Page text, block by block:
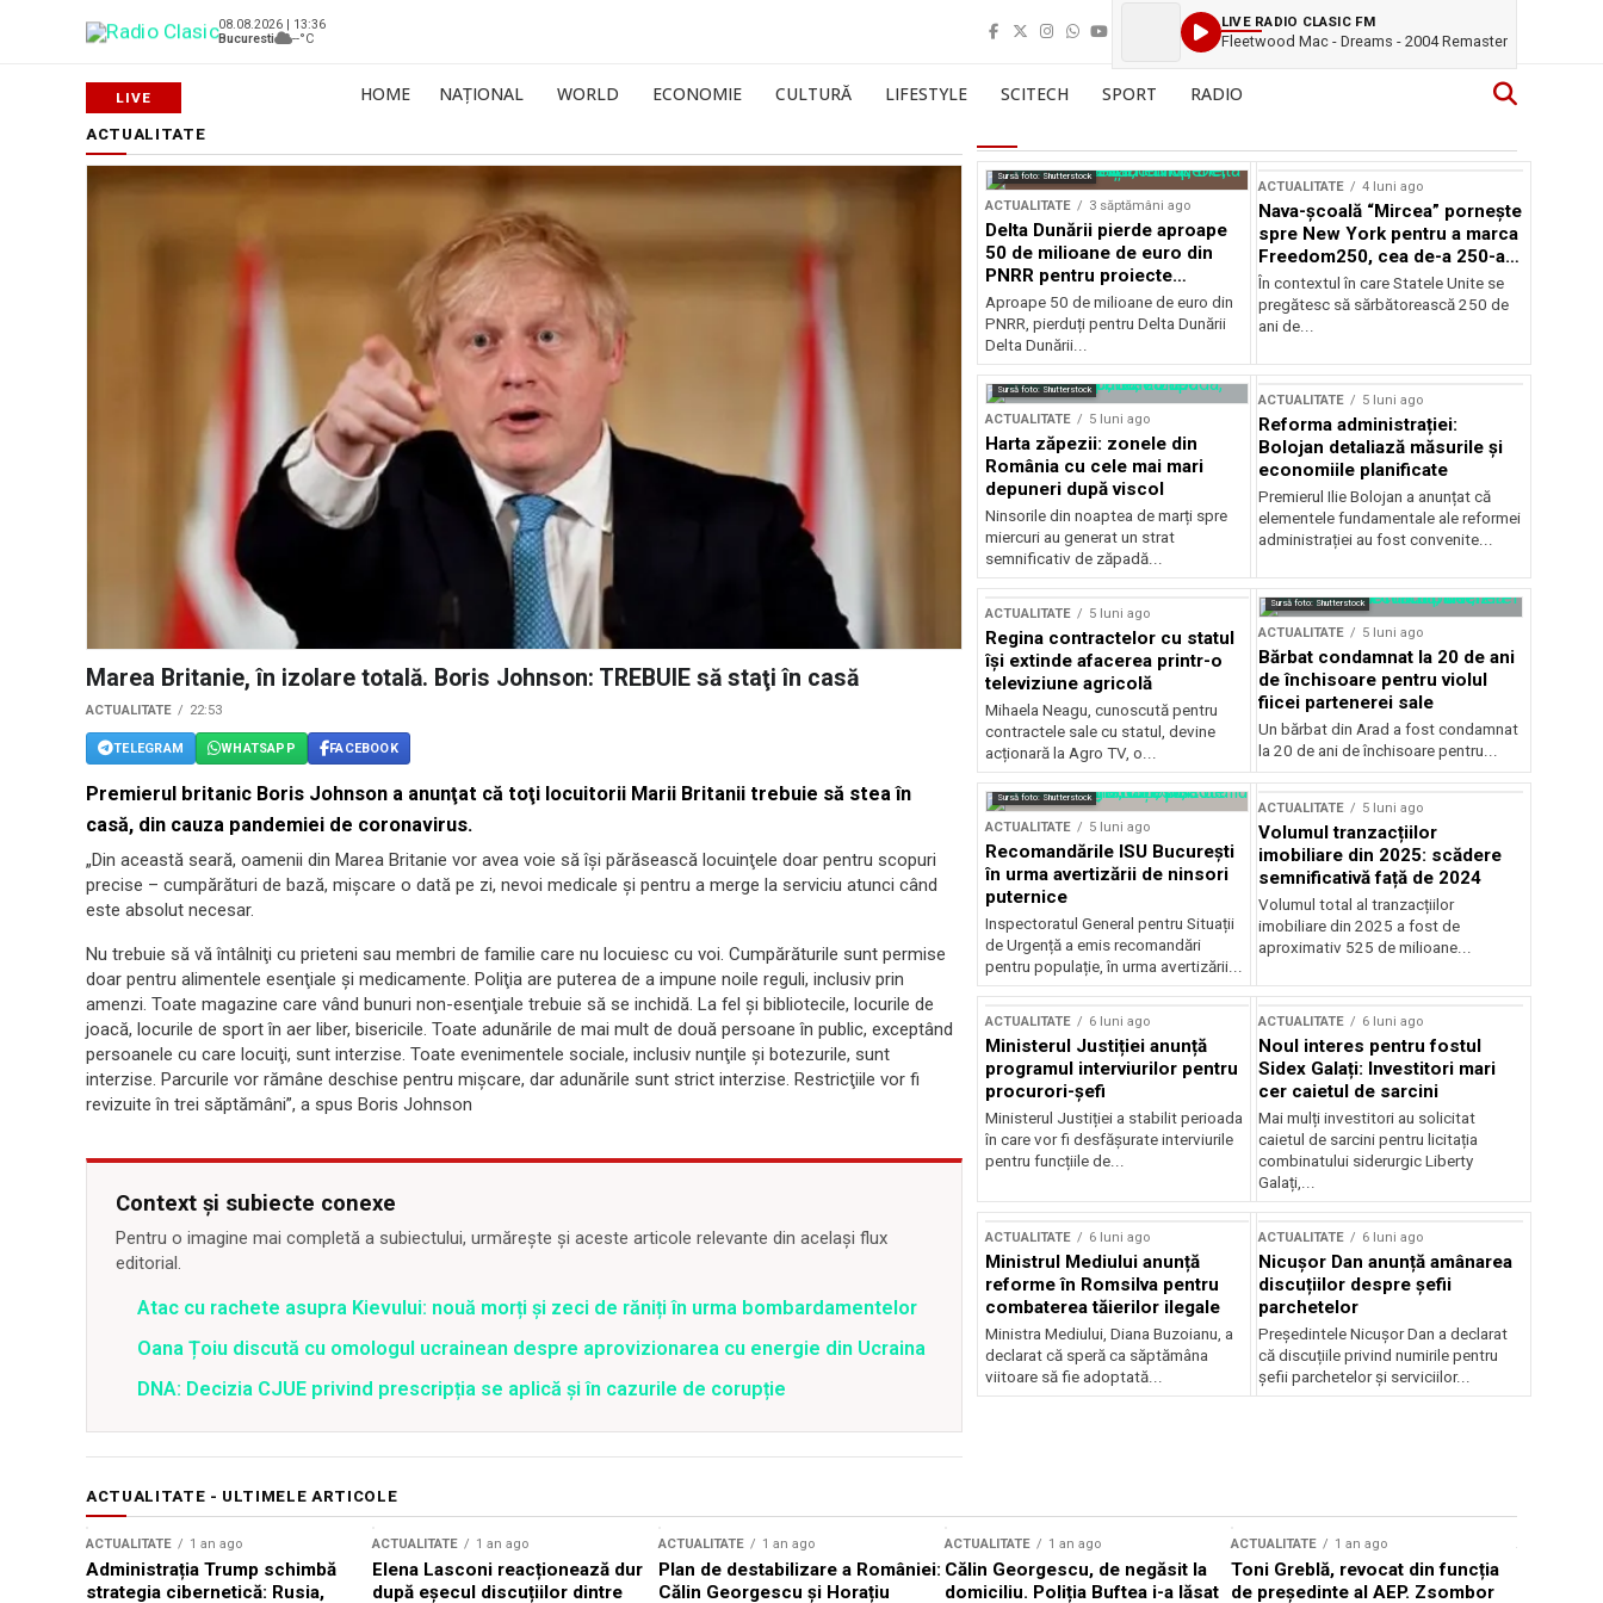
08.08.2026 | 13:36
Bucuresti
--°C
LIVE RADIO CLASIC FM
Fleetwood Mac - Dreams - 2004 Remaster
HOME NAȚIONAL WORLD ECONOMIE CULTURĂ LIFESTYLE SCITECH SPORT RADIO
ACTUALITATE
Marea Britanie, în izolare totală. Boris Johnson: TREBUIE să staţi în casă
ACTUALITATE 22:53
TELEGRAM WHATSAPP FACEBOOK
Premierul britanic Boris Johnson a anunţat că toţi locuitorii Marii Britanii trebuie să stea în
casă, din cauza pandemiei de coronavirus.
„Din această seară, oamenii din Marea Britanie vor avea voie să îşi părăsească locuinţele doar pentru scopuri
precise – cumpărături de bază, mişcare o dată pe zi, nevoi medicale şi pentru a merge la serviciu atunci când
este absolut necesar.
Nu trebuie să vă întâlniţi cu prieteni sau membri de familie care nu locuiesc cu voi. Cumpărăturile sunt permise
doar pentru alimentele esenţiale şi medicamente. Poliţia are puterea de a impune noile reguli, inclusiv prin
amenzi. Toate magazine care vând bunuri non-esenţiale trebuie să se inchidă. La fel şi bibliotecile, locurile de
joacă, locurile de sport în aer liber, bisericile. Toate adunările de mai mult de două persoane în public, exceptând
persoanele cu care locuiţi, sunt interzise. Toate evenimentele sociale, inclusiv nunţile şi botezurile, sunt
interzise. Parcurile vor rămâne deschise pentru mişcare, dar adunările sunt strict interzise. Restricţiile vor fi
revizuite în trei săptămâni”, a spus Boris Johnson
Context și subiecte conexe
Pentru o imagine mai completă a subiectului, urmărește și aceste articole relevante din același flux
editorial.
Atac cu rachete asupra Kievului: nouă morți și zeci de răniți în urma bombardamentelor
Oana Țoiu discută cu omologul ucrainean despre aprovizionarea cu energie din Ucraina
DNA: Decizia CJUE privind prescripția se aplică și în cazurile de corupție
Sursă foto: Shutterstock
ACTUALITATE 3 săptămâni ago
Delta Dunării pierde aproape
50 de milioane de euro din
PNRR pentru proiecte
esențiale
Aproape 50 de milioane de euro din
PNRR, pierduți pentru Delta Dunării
Delta Dunării...
ACTUALITATE 4 luni ago
Nava-școală “Mircea” pornește
spre New York pentru a marca
Freedom250, cea de-a 250-a
aniversare a Statelor Unite
În contextul în care Statele Unite se
pregătesc să sărbătorească 250 de
ani de...
Sursă foto: Shutterstock
ACTUALITATE 5 luni ago
Harta zăpezii: zonele din
România cu cele mai mari
depuneri după viscol
Ninsorile din noaptea de marți spre
miercuri au generat un strat
semnificativ de zăpadă...
ACTUALITATE 5 luni ago
Reforma administrației:
Bolojan detaliază măsurile și
economiile planificate
Premierul Ilie Bolojan a anunțat că
elementele fundamentale ale reformei
administrației au fost convenite...
ACTUALITATE 5 luni ago
Regina contractelor cu statul
își extinde afacerea printr-o
televiziune agricolă
Mihaela Neagu, cunoscută pentru
contractele sale cu statul, devine
acționară la Agro TV, o...
Sursă foto: Shutterstock
ACTUALITATE 5 luni ago
Bărbat condamnat la 20 de ani
de închisoare pentru violul
fiicei partenerei sale
Un bărbat din Arad a fost condamnat
la 20 de ani de închisoare pentru...
Sursă foto: Shutterstock
ACTUALITATE 5 luni ago
Recomandările ISU București
în urma avertizării de ninsori
puternice
Inspectoratul General pentru Situații
de Urgență a emis recomandări
pentru populație, în urma avertizării...
ACTUALITATE 5 luni ago
Volumul tranzacțiilor
imobiliare din 2025: scădere
semnificativă față de 2024
Volumul total al tranzacțiilor
imobiliare din 2025 a fost de
aproximativ 525 de milioane...
ACTUALITATE 6 luni ago
Ministerul Justiției anunță
programul interviurilor pentru
procurori-șefi
Ministerul Justiției a stabilit perioada
în care vor fi desfășurate interviurile
pentru funcțiile de...
ACTUALITATE 6 luni ago
Noul interes pentru fostul
Sidex Galați: Investitori mari
cer caietul de sarcini
Mai mulți investitori au solicitat
caietul de sarcini pentru licitația
combinatului siderurgic Liberty
Galați,...
ACTUALITATE 6 luni ago
Ministrul Mediului anunță
reforme în Romsilva pentru
combaterea tăierilor ilegale
Ministra Mediului, Diana Buzoianu, a
declarat că speră ca săptămâna
viitoare să fie adoptată...
ACTUALITATE 6 luni ago
Nicușor Dan anunță amânarea
discuțiilor despre șefii
parchetelor
Președintele Nicușor Dan a declarat
că discuțiile privind numirile pentru
șefii parchetelor și serviciilor...
ACTUALITATE - ULTIMELE ARTICOLE
ACTUALITATE 1 an ago
Administrația Trump schimbă
strategia cibernetică: Rusia,
ACTUALITATE 1 an ago
Elena Lasconi reacționează dur
după eșecul discuțiilor dintre
ACTUALITATE 1 an ago
Plan de destabilizare a României:
Călin Georgescu și Horațiu
ACTUALITATE 1 an ago
Călin Georgescu, de negăsit la
domiciliu. Poliția Buftea i-a lăsat
ACTUALITATE 1 an ago
Toni Greblă, revocat din funcția
de președinte al AEP. Zsombor